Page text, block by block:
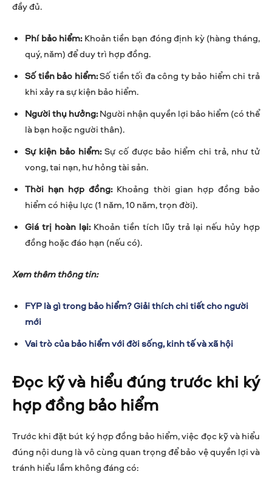
đầy đủ.
Phí bảo hiểm:Khoản tiền bạn đóng định kỳ (hàng tháng,
quý, năm) để duy trì hợp đồng.
Số tiền bảo hiểm:Số tiền tối đa công ty bảo hiểm chi trả
khi xảy ra sự kiện bảo hiểm.
Người thụ hưởng:Người nhận quyền lợi bảo hiểm (có thể
là bạn hoặc người thân).
Sự kiện bảo hiểm:Sự cố được bảo hiểm chi trả, như tử
vong, tai nạn, hư hỏng tài sản.
Thời hạn hợp đồng:Khoảng thời gian hợp đồng bảo
hiểm có hiệu lực (1 năm, 10 năm, trọn đời).
Giá trị hoàn lại:Khoản tiền tích lũy trả lại nếu hủy hợp
đồng hoặc đáo hạn (nếu có).
Xem thêm thông tin:
FYP là gì trong bảo hiểm? Giải thích chi tiết cho người
mới
Vai trò của bảo hiểm với đời sống, kinh tế và xã hội
Đọc kỹ và hiểu đúng trước khi ký
hợp đồng bảo hiểm
Trước khi đặt bút ký hợp đồng bảo hiểm, việc đọc kỹ và hiểu
đúng nội dung là vô cùng quan trọng để bảo vệ quyền lợi và
tránh hiểu lầm không đáng có: